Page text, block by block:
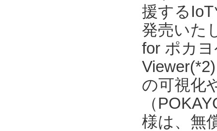
援する
発売いた
for ポカ
の可視化
（
様は、無